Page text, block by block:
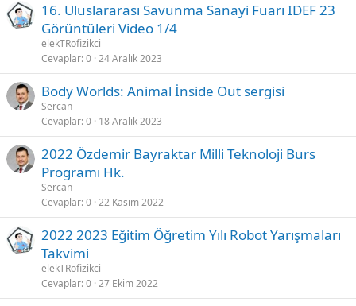
16. Uluslararası Savunma Sanayi Fuarı IDEF 23
Görüntüleri Video 1/4
elekTRofizikci
Cevaplar 0 24 Aralık 2023
Body Worlds: Animal İnside Out sergisi
Sercan
Cevaplar 0 18 Aralık 2023
2022 Özdemir Bayraktar Milli Teknoloji Burs
Programı Hk.
Sercan
Cevaplar 0 22 Kasım 2022
2022 2023 Eğitim Öğretim Yılı Robot Yarışmaları
Takvimi
elekTRofizikci
Cevaplar 0 27 Ekim 2022